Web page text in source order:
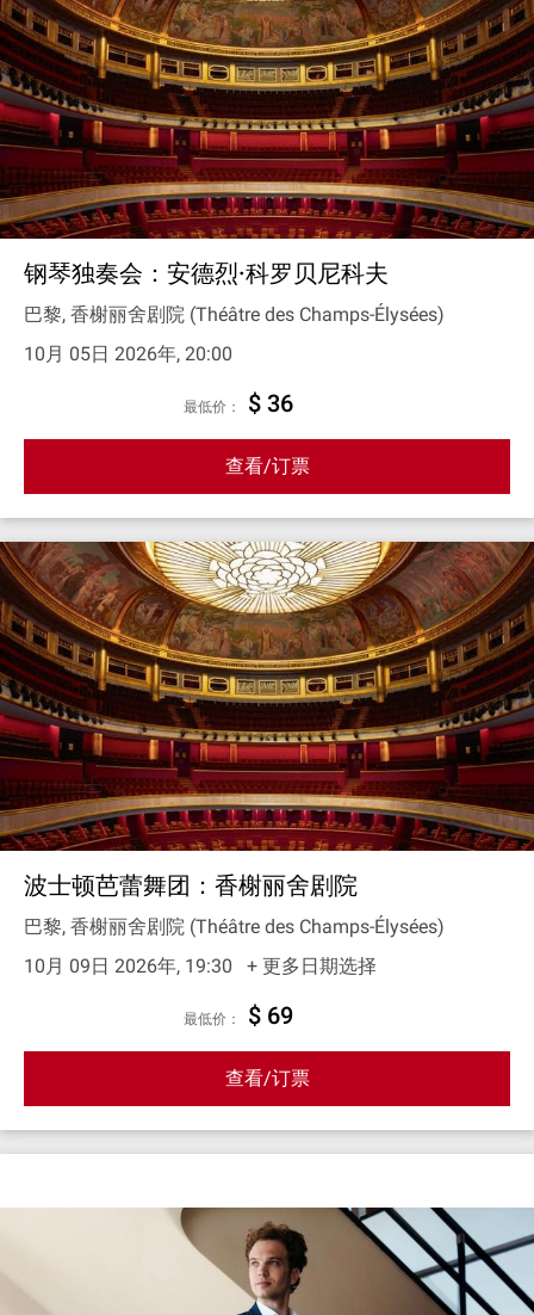
钢琴独奏会：安德烈·科罗贝尼科夫
巴黎, 香榭丽舍剧院 (Théâtre des Champs-Élysées)
10月 05日 2026年, 20:00
最低价： $ 36
查看/订票
波士顿芭蕾舞团：香榭丽舍剧院
巴黎, 香榭丽舍剧院 (Théâtre des Champs-Élysées)
10月 09日 2026年, 19:30
+ 更多日期选择
最低价： $ 69
查看/订票